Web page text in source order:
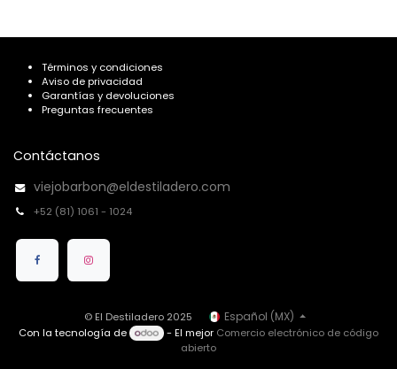
Términos y condiciones
Aviso de privacidad
Garantías y devoluciones
Preguntas frecuentes
Contáctanos
viejobarbon@eldestiladero.com
+52 (81) 1061 - 1024
© El Destiladero 2025 Español (MX)
Con la tecnología de - El mejor Comercio electrónico de código
abierto